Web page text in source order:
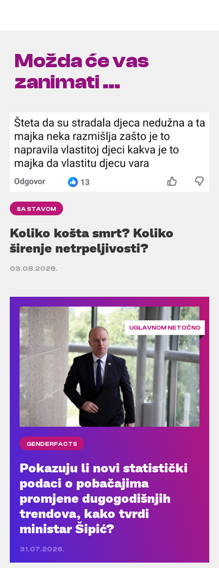
Možda će vas
zanimati ...
SA STAVOM
Koliko košta smrt? Koliko
širenje netrpeljivosti?
03.08.2026.
UGLAVNOM NETOČNO
GENDERFACTS
Pokazuju li novi statistički
podaci o pobačajima
promjene dugogodišnjih
trendova, kako tvrdi
ministar Šipić?
31.07.2026.